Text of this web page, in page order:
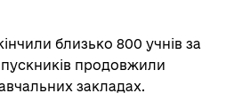
близько 800 учнів за
продовжили
закладах.